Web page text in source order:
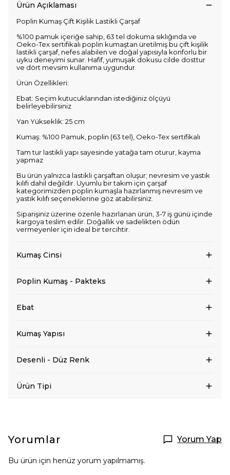
Ürün Açıklaması
Poplin Kumaş Çift Kişilik Lastikli Çarşaf
%100 pamuk içeriğe sahip, 63 tel dokuma sıklığında ve
Oeko-Tex sertifikalı poplin kumaştan üretilmiş bu çift kişilik
lastikli çarşaf, nefes alabilen ve doğal yapısıyla konforlu bir
uyku deneyimi sunar. Hafif, yumuşak dokusu cilde dosttur
ve dört mevsim kullanıma uygundur.
Ürün Özellikleri:
Ebat: Seçim kutucuklarından istediğiniz ölçüyü
belirleyebilirsiniz
Yan Yükseklik: 25 cm
Kumaş: %100 Pamuk, poplin (63 tel), Oeko-Tex sertifikalı
Tam tur lastikli yapı sayesinde yatağa tam oturur, kayma
yapmaz
Bu ürün yalnızca lastikli çarşaftan oluşur; nevresim ve yastık
kılıfı dahil değildir. Uyumlu bir takım için çarşaf
kategorimizden poplin kumaşla hazırlanmış nevresim ve
yastık kılıfı seçeneklerine göz atabilirsiniz.
Siparişiniz üzerine özenle hazırlanan ürün, 3-7 iş günü içinde
kargoya teslim edilir. Doğallık ve sadelikten ödün
vermeyenler için ideal bir tercihtir.
Kumaş Cinsi
Poplin Kumaş - Pakteks
Ebat
Kumaş Yapısı
Desenli - Düz Renk
Ürün Tipi
Yorumlar Yorum Yap
Bu ürün için henüz yorum yapılmamış.